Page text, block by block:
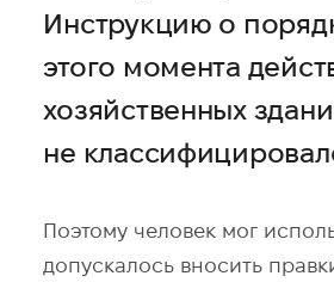
Инструкцию о
этого момента
хозяйственных
не
Поэтому человек мог
допускалось вносить